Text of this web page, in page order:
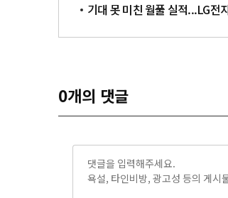
기대 못 미친 월풀 실적...LG전
0개의 댓글